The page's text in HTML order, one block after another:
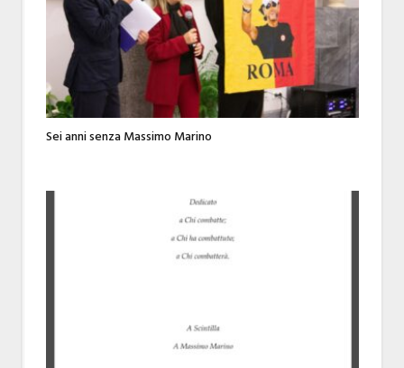
Sei anni senza Massimo Marino